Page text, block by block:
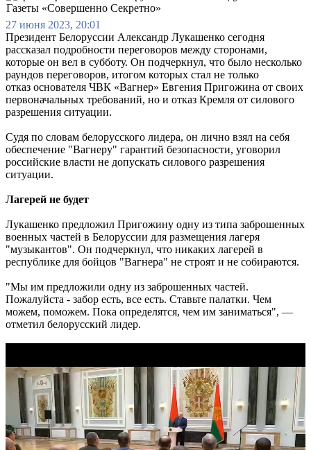
27 июня 2023, 20:01
Президент Белоруссии Александр Лукашенко сегодня
рассказал подробности переговоров между сторонами,
которые он вел в субботу. Он подчеркнул, что было несколько
раундов переговоров, итогом которых стал не только
отказ основателя ЧВК «Вагнер» Евгения Пригожина от своих
первоначальных требований, но и отказ Кремля от силового
разрешения ситуации.
Судя по словам белорусского лидера, он лично взял на себя
обеспечение "Вагнеру" гарантий безопасности, уговорил
российские власти не допускать силового разрешения
ситуации.
Лагерей не будет
Лукашенко предложил Пригожину одну из типа заброшенных
военных частей в Белоруссии для размещения лагеря
"музыкантов". Он подчеркнул, что никаких лагерей в
республике для бойцов "Вагнера" не строят и не собираются.
"Мы им предложили одну из заброшенных частей.
Пожалуйста - забор есть, все есть. Ставьте палатки. Чем
можем, поможем. Пока определятся, чем им заниматься", —
отметил белорусский лидер.